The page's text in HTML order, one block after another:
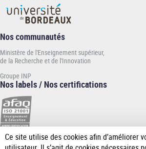
Nos communautés
Ministère de l'Enseignement supérieur,
de la Recherche et de l'Innovation
Groupe INP
Nos labels / Nos certifications
Ce site utilise des cookies afin d’améliorer